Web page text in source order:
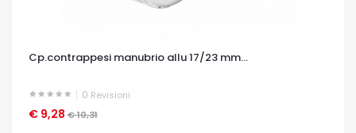
Cp.contrappesi manubrio allu 17/23 mm...
0 Revisioni
€ 9,28 € 10,31
OCCHIATA VELOCE